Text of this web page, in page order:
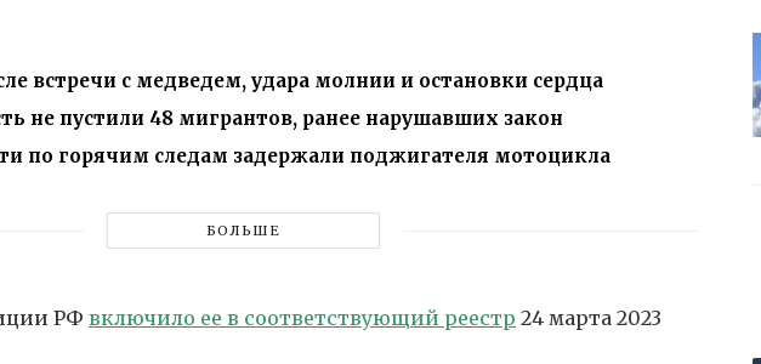
встречи с медведем, удара молнии и остановки сердца
не пустили 48 мигрантов, ранее нарушавших закон
по горячим следам задержали поджигателя мотоцикла
БОЛЬШЕ
РФ включило ее в соответствующий реестр 24 марта 2023